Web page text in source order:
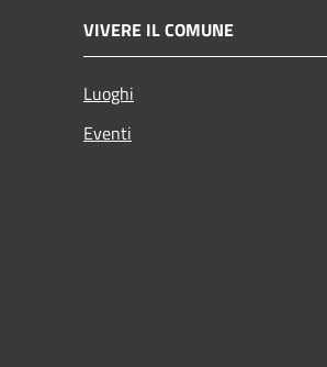
VIVERE IL COMUNE
Luoghi
Eventi